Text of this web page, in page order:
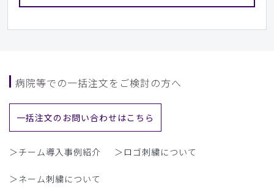
病院等での一括注文をご検討の方へ
一括注文のお問い合わせはこちら
＞チーム導入事例紹介 ＞ロゴ刺繍について
＞ネーム刺繍について